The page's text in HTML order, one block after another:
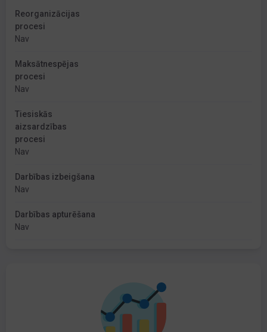
Reorganizācijas
procesi
Nav
Maksātnespējas
procesi
Nav
Tiesiskās
aizsardzības
procesi
Nav
Darbības izbeigšana
Nav
Darbības apturēšana
Nav